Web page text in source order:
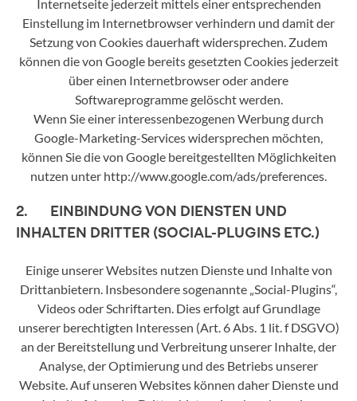
Internetseite jederzeit mittels einer entsprechenden
Einstellung im Internetbrowser verhindern und damit der
Setzung von Cookies dauerhaft widersprechen. Zudem
können die von Google bereits gesetzten Cookies jederzeit
über einen Internetbrowser oder andere
Softwareprogramme gelöscht werden.
Wenn Sie einer interessenbezogenen Werbung durch
Google-Marketing-Services widersprechen möchten,
können Sie die von Google bereitgestellten Möglichkeiten
nutzen unter http://www.google.com/ads/preferences.
2. EINBINDUNG VON DIENSTEN UND
INHALTEN DRITTER (SOCIAL-PLUGINS ETC.)
Einige unserer Websites nutzen Dienste und Inhalte von
Drittanbietern. Insbesondere sogenannte „Social-Plugins“,
Videos oder Schriftarten. Dies erfolgt auf Grundlage
unserer berechtigten Interessen (Art. 6 Abs. 1 lit. f DSGVO)
an der Bereitstellung und Verbreitung unserer Inhalte, der
Analyse, der Optimierung und des Betriebs unserer
Website. Auf unseren Websites können daher Dienste und